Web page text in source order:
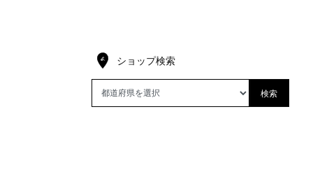
ショップ検索
検索